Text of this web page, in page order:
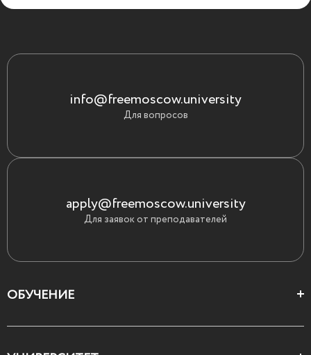
info@freemoscow.university
Для вопросов
apply@freemoscow.university
Для заявок от преподавателей
ОБУЧЕНИЕ